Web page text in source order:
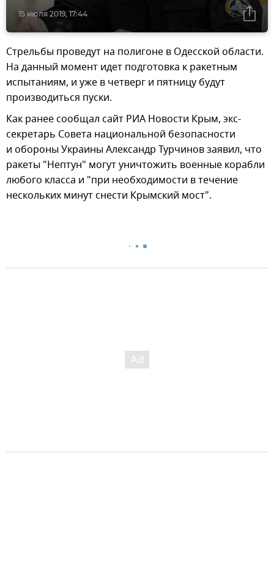
15 июля 2019, 17:44
Стрельбы проведут на полигоне в Одесской области.
На данный момент идет подготовка к ракетным
испытаниям, и уже в четверг и пятницу будут
производиться пуски.
Как ранее сообщал сайт РИА Новости Крым, экс-
секретарь Совета национальной безопасности
и обороны Украины Александр Турчинов заявил, что
ракеты "Нептун" могут уничтожить военные корабли
любого класса и "при необходимости в течение
нескольких минут снести Крымский мост".